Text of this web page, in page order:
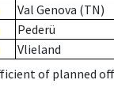
Val Genova (TN)
Pederü
Vlieland
of planned